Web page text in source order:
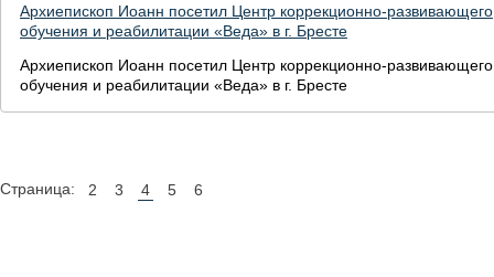
Архиепископ Иоанн посетил Центр коррекционно-развивающего
обучения и реабилитации «Веда» в г. Бресте
Архиепископ Иоанн посетил Центр коррекционно-развивающего
обучения и реабилитации «Веда» в г. Бресте
Страница: 2 3 4 5 6